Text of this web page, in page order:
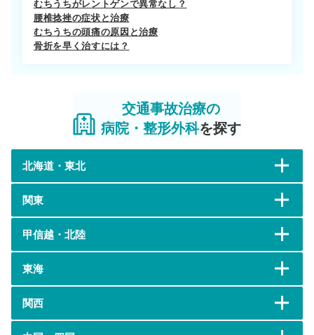
むちうちがレントゲンで異常なし？
腰椎捻挫の症状と治療
むちうちの頭痛の原因と治療
骨折を早く治すには？
交通事故治療の
病院・整形外科を探す
北海道・東北
関東
甲信越・北陸
東海
関西